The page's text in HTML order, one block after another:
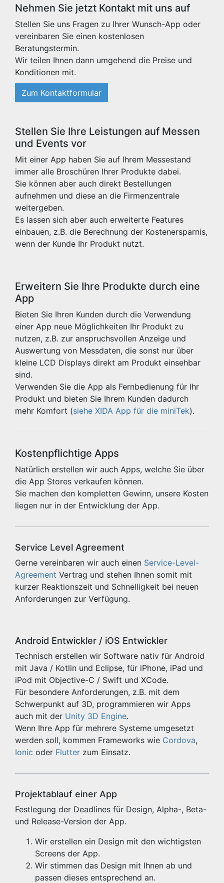
Nehmen Sie jetzt Kontakt mit uns auf
Stellen Sie uns Fragen zu Ihrer Wunsch-App oder
vereinbaren Sie einen kostenlosen
Beratungstermin.
Wir teilen Ihnen dann umgehend die Preise und
Konditionen mit.
Zum Kontaktformular
Stellen Sie Ihre Leistungen auf Messen
und Events vor
Mit einer App haben Sie auf Ihrem Messestand
immer alle Broschüren Ihrer Produkte dabei.
Sie können aber auch direkt Bestellungen
aufnehmen und diese an die Firmenzentrale
weitergeben.
Es lassen sich aber auch erweiterte Features
einbauen, z.B. die Berechnung der Kostenersparnis,
wenn der Kunde Ihr Produkt nutzt.
Erweitern Sie Ihre Produkte durch eine
App
Bieten Sie Ihren Kunden durch die Verwendung
einer App neue Möglichkeiten Ihr Produkt zu
nutzen, z.B. zur anspruchsvollen Anzeige und
Auswertung von Messdaten, die sonst nur über
kleine LCD Displays direkt am Produkt einsehbar
sind.
Verwenden Sie die App als Fernbedienung für Ihr
Produkt und bieten Sie Ihrem Kunden dadurch
mehr Komfort (siehe XIDA App für die miniTek).
Kostenpflichtige Apps
Natürlich erstellen wir auch Apps, welche Sie über
die App Stores verkaufen können.
Sie machen den kompletten Gewinn, unsere Kosten
liegen nur in der Entwicklung der App.
Service Level Agreement
Gerne vereinbaren wir auch einen Service-Level-
Agreement Vertrag und stehen Ihnen somit mit
kurzer Reaktionszeit und Schnelligkeit bei neuen
Anforderungen zur Verfügung.
Android Entwickler / iOS Entwickler
Technisch erstellen wir Software nativ für Android
mit Java / Kotlin und Eclipse, für iPhone, iPad und
iPod mit Objective-C / Swift und XCode.
Für besondere Anforderungen, z.B. mit dem
Schwerpunkt auf 3D, programmieren wir Apps
auch mit der Unity 3D Engine.
Wenn Ihre App für mehrere Systeme umgesetzt
werden soll, kommen Frameworks wie Cordova,
Ionic oder Flutter zum Einsatz.
Projektablauf einer App
Festlegung der Deadlines für Design, Alpha-, Beta-
und Release-Version der App.
Wir erstellen ein Design mit den wichtigsten
Screens der App.
Wir stimmen das Design mit Ihnen ab und
passen dieses entsprechend an.